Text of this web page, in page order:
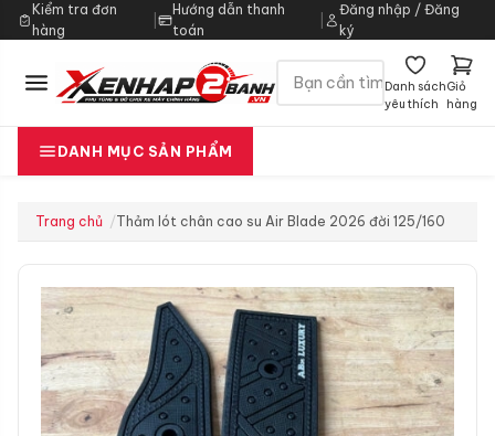
Kiểm tra đơn
hàng
|
Hướng dẫn thanh
toán
Đăng nhập / Đăng
ký
Danh sách
yêu thích
Giỏ
hàng
DANH MỤC SẢN PHẨM
Trang chủ Thảm lót chân cao su Air Blade 2026 đời 125/160